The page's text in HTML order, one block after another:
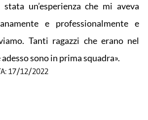
un’esperienza che mi aveva
e professionalmente e
Tanti ragazzi che erano nel
sono in prima squadra».
17/12/2022